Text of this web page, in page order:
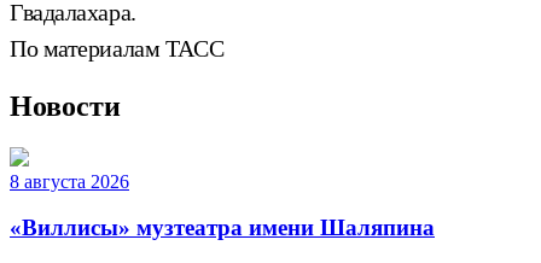
Гвадалахара.
По материалам ТАСС
Новости
8 августа 2026
«Виллисы» музтеатра имени Шаляпина